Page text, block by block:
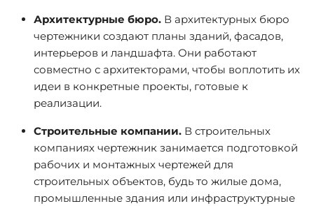
Архитектурные бюро. В архитектурных бюро
чертежники создают планы зданий, фасадов,
интерьеров и ландшафта. Они работают
совместно с архитекторами, чтобы воплотить их
идеи в конкретные проекты, готовые к
реализации.
Строительные компании. В строительных
компаниях чертежник занимается подготовкой
рабочих и монтажных чертежей для
строительных объектов, будь то жилые дома,
промышленные здания или инфраструктурные